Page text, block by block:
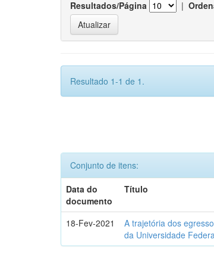
Resultados/Página |
Resultado 1-1 de 1.
Conjunto de itens:
Data do
documento
Título
18-Fev-2021
A trajetória dos
da Universidade